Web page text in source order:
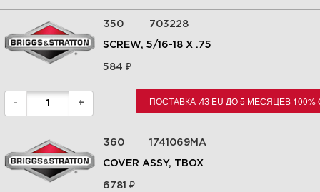
350 703228
SCREW, 5/16-18 X .75
584₽
- + ПОСТАВКА ИЗ EU ДО 5 МЕСЯЦЕВ
360 1741069MA
COVER ASSY, TBOX
6781₽